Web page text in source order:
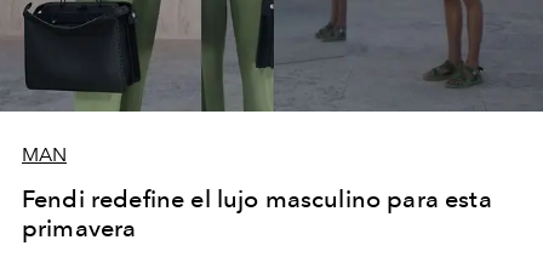
MAN
Fendi redefine el lujo masculino para esta
primavera